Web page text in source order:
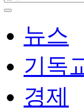
뉴스
기독
경제